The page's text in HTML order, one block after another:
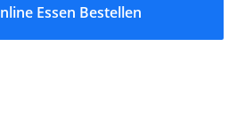
Online Essen Bestellen